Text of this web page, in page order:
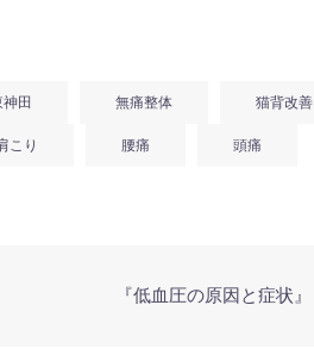
神田 無痛整体 猫背改善
こり 腰痛 頭痛
『低血圧の原因と症状』